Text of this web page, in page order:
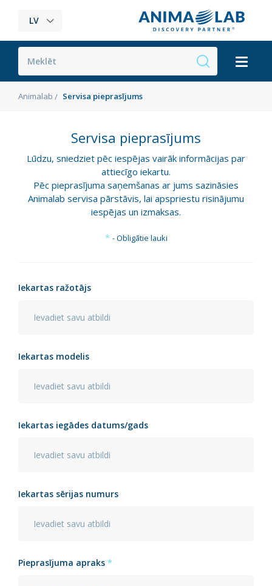
LV
Animalab Servisa pieprasījums
Servisa pieprasījums
Lūdzu, sniedziet pēc iespējas vairāk informācijas par
attiecīgo iekartu.
Pēc pieprasījuma saņemšanas ar jums sazināsies
Animalab servisa pārstāvis, lai apspriestu risinājumu
iespējas un izmaksas.
* - Obligātie lauki
Iekartas ražotājs
Iekartas modelis
Iekartas iegādes datums/gads
Iekartas sērijas numurs
Pieprasījuma apraks *